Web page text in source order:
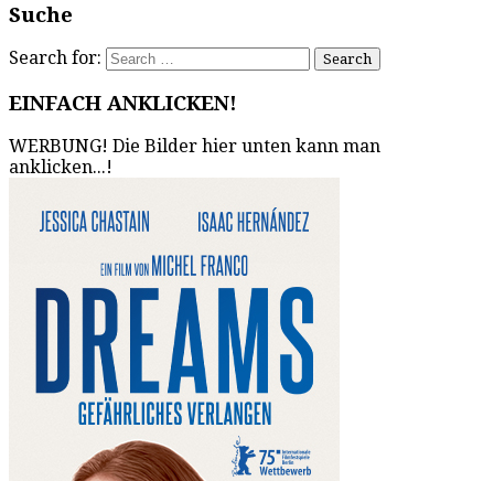
Suche
Search for:
EINFACH ANKLICKEN!
WERBUNG! Die Bilder hier unten kann man
anklicken...!